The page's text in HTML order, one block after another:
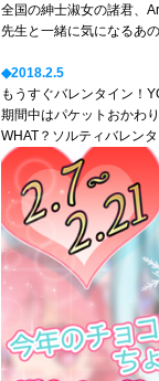
全国の紳士淑女の諸君、
先生と一緒に気になるあ
◆2018.2.5
もうすぐバレンタイン！
期間中はパケットおかわ
WHAT？ソルティバレン